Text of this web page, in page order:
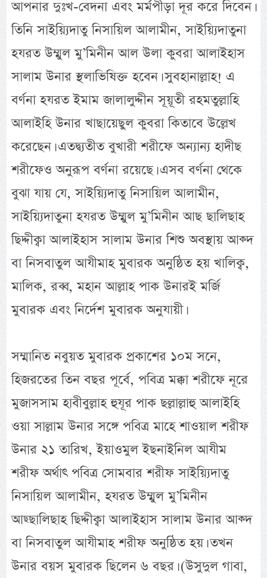
আপনার দুঃখ-বেদনা এবং মর্মপীড়া দূর করে দিবেন।
তিনি সাইয়্যিদাতু নিসায়িল আলামীন, সাইয়্যিদাতুনা
হযরত উম্মুল মু’মিনীন আল উলা কুবরা আলাইহাস
সালাম উনার স্থলাভিষিক্ত হবেন। সুবহানাল্লাহ! এ
বর্ণনা হযরত ইমাম জালালুদ্দীন সূয়ূতী রহমতুল্লাহি
আলাইহি উনার খাছায়েছুল কুবরা কিতাবে উল্লেখ
করেছেন। এতদ্ব্যতীত বুখারী শরীফে অন্যান্য হাদীছ
শরীফেও অনুরূপ বর্ণনা রয়েছে। এসব বর্ণনা থেকে
বুঝা যায় যে, সাইয়্যিদাতু নিসায়িল আলামীন,
সাইয়্যিদাতুনা হযরত উম্মুল মু’মিনীন আছ ছালিছাহ
ছিদ্দীক্বা আলাইহাস সালাম উনার শিশু অবস্থায় আক্দ
বা নিসবাতুল আযীমাহ মুবারক অনুষ্ঠিত হয় খালিক্ব,
মালিক, রব্ব, মহান আল্লাহ পাক উনারই মর্জি
মুবারক এবং নির্দেশ মুবারক অনুযায়ী।
সম্মানিত নবুয়ত মুবারক প্রকাশের ১০ম সনে,
হিজরতের তিন বছর পূর্বে, পবিত্র মক্কা শরীফে নূরে
মুজাসসাম হাবীবুল্লাহ হুযূর পাক ছল্লাল্লাহু আলাইহি
ওয়া সাল্লাম উনার সঙ্গে পবিত্র মাহে শাওয়াল শরীফ
উনার ২১ তারিখ, ইয়াওমুল ইছনাইনিল আযীম
শরীফ অর্থাৎ পবিত্র সোমবার শরীফ সাইয়্যিদাতু
নিসায়িল আলামীন, হযরত উম্মুল মু’মিনীন
আছ্ছালিছাহ ছিদ্দীক্বা আলাইহাস সালাম উনার আক্দ
বা নিসবাতুল আযীমাহ শরীফ অনুষ্ঠিত হয়। তখন
উনার বয়স মুবারক ছিলেন ৬ বছর। (উসুদুল গাবা,